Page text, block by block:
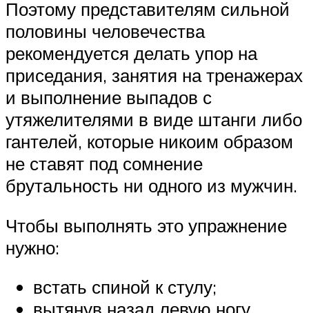
Поэтому представителям сильной
половины человечества
рекомендуется делать упор на
приседания, занятия на тренажерах
и выполнение выпадов с
утяжелителями в виде штанги либо
гантелей, которые никоим образом
не ставят под сомнение
брутальность ни одного из мужчин.
Чтобы выполнять это упражнение
нужно:
встать спиной к стулу;